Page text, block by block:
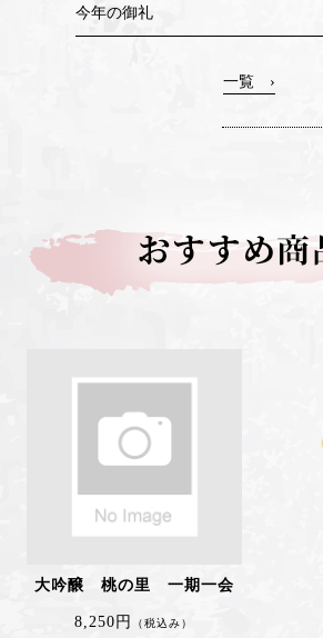
今年の御礼
一覧 ›
大吟醸 桃の里 一期一会
8,250円 （税込み）